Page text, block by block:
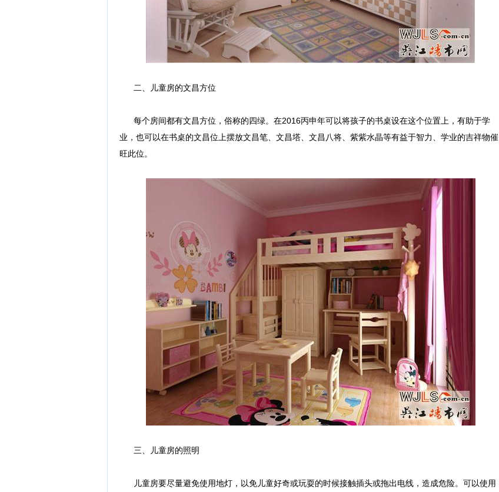
二、儿童房的文昌方位
每个房间都有文昌方位，俗称的四绿。在2016丙申年可以将孩子的书桌设在这个位置上，有助于学
业，也可以在书桌的文昌位上摆放文昌笔、文昌塔、文昌八将、紫紫水晶等有益于智力、学业的吉祥物催
旺此位。
三、儿童房的照明
儿童房要尽量避免使用地灯，以免儿童好奇或玩耍的时候接触插头或拖出电线，造成危险。可以使用